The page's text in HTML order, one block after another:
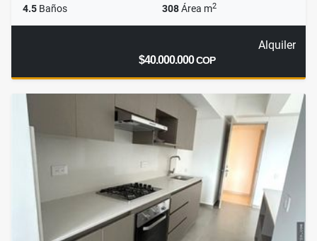
4.5 Baños 308Área m2
Alquiler
$40.000.000COP